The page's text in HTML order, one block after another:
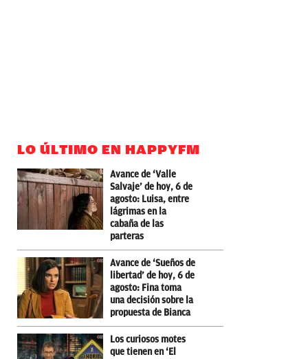
LO ÚLTIMO EN HAPPYFM
Avance de ‘Valle
Salvaje’ de hoy, 6 de
agosto: Luisa, entre
lágrimas en la
cabaña de las
parteras
Avance de ‘Sueños de
libertad’ de hoy, 6 de
agosto: Fina toma
una decisión sobre la
propuesta de Bianca
Los curiosos motes
que tienen en ‘El